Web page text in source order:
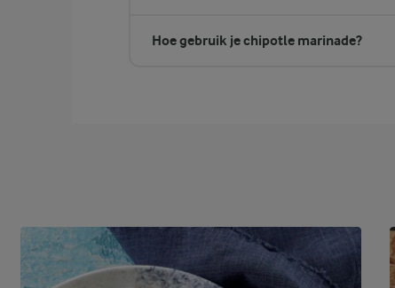
Hoe gebruik je chipotle marinade?